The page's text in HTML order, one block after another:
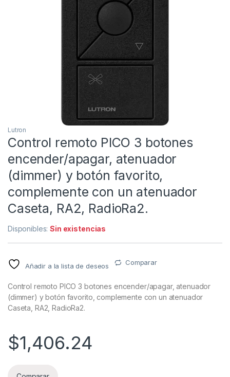
Lutron
Control remoto PICO 3 botones
encender/apagar, atenuador
(dimmer) y botón favorito,
complemente con un atenuador
Caseta, RA2, RadioRa2.
Disponibles:Sin existencias
Añadir a la lista de deseos Comparar
Control remoto PICO 3 botones encender/apagar, atenuador
(dimmer) y botón favorito, complemente con un atenuador
Caseta, RA2, RadioRa2.
$1,406.24